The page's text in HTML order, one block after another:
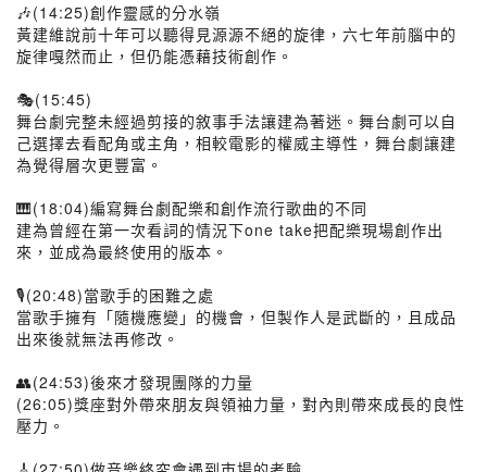
🎶(14:25)創作靈感的分水嶺
黃建維說前十年可以聽得見源源不絕的旋律，六七年前腦中的
旋律嘎然而止，但仍能憑藉技術創作。
🎭(15:45)
舞台劇完整未經過剪接的敘事手法讓建為著迷。舞台劇可以自
己選擇去看配角或主角，相較電影的權威主導性，舞台劇讓建
為覺得層次更豐富。
🎹(18:04)編寫舞台劇配樂和創作流行歌曲的不同
建為曾經在第一次看詞的情況下one take把配樂現場創作出
來，並成為最終使用的版本。
🎙️(20:48)當歌手的困難之處
當歌手擁有「隨機應變」的機會，但製作人是武斷的，且成品
出來後就無法再修改。
👥(24:53)後來才發現團隊的力量
(26:05)獎座對外帶來朋友與領袖力量，對內則帶來成長的良性
壓力。